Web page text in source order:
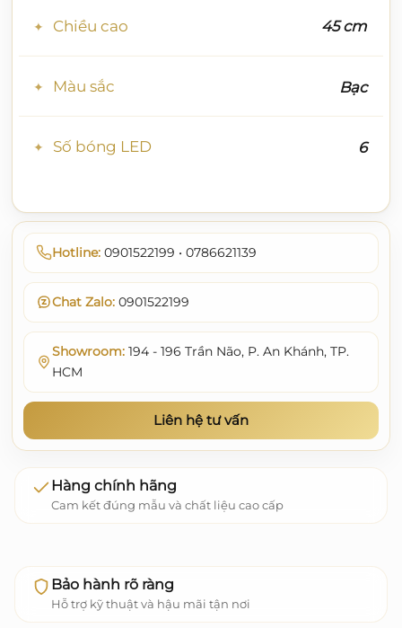
Chiều cao 45 cm
Màu sắc Bạc
Số bóng LED 6
Hotline: 0901522199 • 0786621139
Chat Zalo: 0901522199
Showroom: 194 - 196 Trần Não, P. An Khánh, TP.
HCM
Liên hệ tư vấn
Hàng chính hãng
Cam kết đúng mẫu và chất liệu cao cấp
Bảo hành rõ ràng
Hỗ trợ kỹ thuật và hậu mãi tận nơi